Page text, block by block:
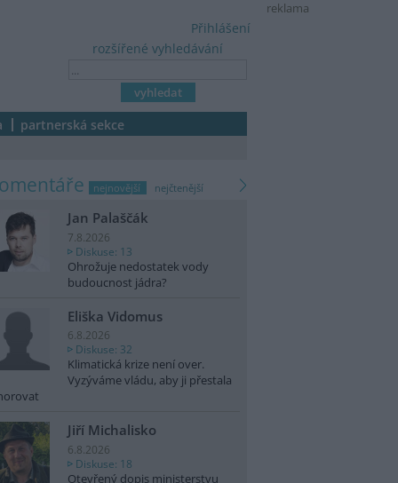
reklama
rozšířené vyhledávání
Přihlášení
partnerská sekce
nejnovější nejčtenější
Jan Palaščák
7.8.2026
Diskuse: 13
Ohrožuje nedostatek vody
budoucnost jádra?
Eliška Vidomus
6.8.2026
Diskuse: 32
Klimatická krize není over.
Vyzýváme vládu, aby ji přestala
Jiří Michalisko
6.8.2026
Diskuse: 18
Otevřený dopis ministerstvu